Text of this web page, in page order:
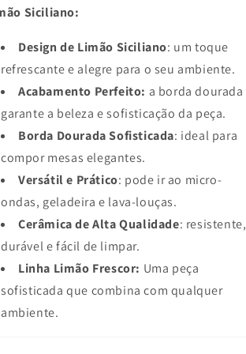
Siciliano:
Design de Limão Siciliano: um toque
refrescante e alegre para o seu ambiente.
Acabamento Perfeito: a borda dourada
garante a beleza e sofisticação da peça.
Borda Dourada Sofisticada: ideal para
compor mesas elegantes.
Versátil e Prático: pode ir ao micro-
ondas, geladeira e lava-louças.
Cerâmica de Alta Qualidade: resistente,
durável e fácil de limpar.
Linha Limão Frescor: Uma peça
sofisticada que combina com qualquer
ambiente.